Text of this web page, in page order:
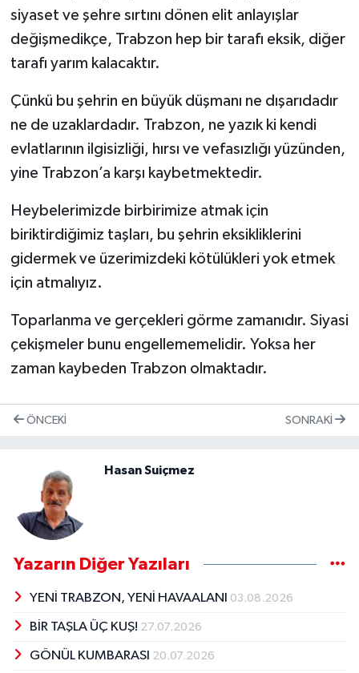
siyaset ve şehre sırtını dönen elit anlayışlar
değişmedikçe, Trabzon hep bir tarafı eksik, diğer
tarafı yarım kalacaktır.
Çünkü bu şehrin en büyük düşmanı ne dışarıdadır
ne de uzaklardadır. Trabzon, ne yazık ki kendi
evlatlarının ilgisizliği, hırsı ve vefasızlığı yüzünden,
yine Trabzon’a karşı kaybetmektedir.
Heybelerimizde birbirimize atmak için
biriktirdiğimiz taşları, bu şehrin eksikliklerini
gidermek ve üzerimizdeki kötülükleri yok etmek
için atmalıyız.
Toparlanma ve gerçekleri görme zamanıdır. Siyasi
çekişmeler bunu engellememelidir. Yoksa her
zaman kaybeden Trabzon olmaktadır.
ÖNCEKI SONRAKI
Hasan Suiçmez
Yazarın Diğer Yazıları
YENİ TRABZON, YENİ HAVAALANI 03.08.2026
BİR TAŞLA ÜÇ KUŞ! 27.07.2026
GÖNÜL KUMBARASI 20.07.2026